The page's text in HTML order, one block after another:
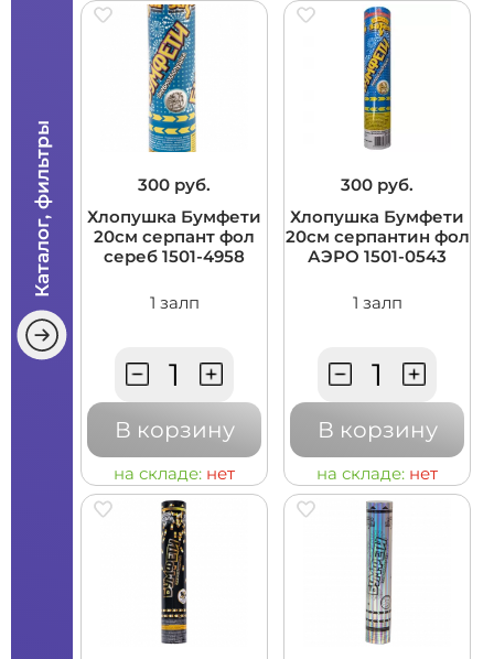
Каталог, фильтры
300 руб.
Хлопушка Бумфети
20см серпант фол
сереб 1501-4958
1 залп
В корзину
на складе: нет
300 руб.
Хлопушка Бумфети
20см серпантин фол
АЭРО 1501-0543
1 залп
В корзину
на складе: нет